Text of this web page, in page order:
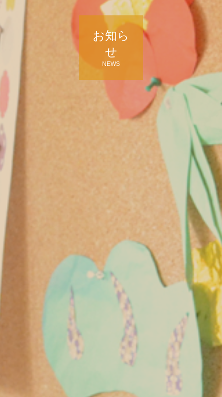
お知ら
せ
NEWS